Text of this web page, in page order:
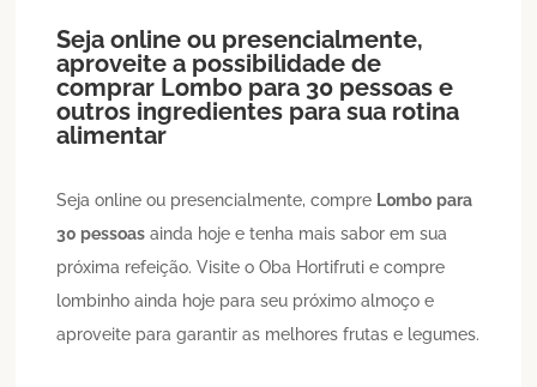
Seja online ou presencialmente,
aproveite a possibilidade de
comprar Lombo para 30 pessoas e
outros ingredientes para sua rotina
alimentar
Seja online ou presencialmente, compre Lombo para
30 pessoas ainda hoje e tenha mais sabor em sua
próxima refeição. Visite o Oba Hortifruti e compre
lombinho ainda hoje para seu próximo almoço e
aproveite para garantir as melhores frutas e legumes.